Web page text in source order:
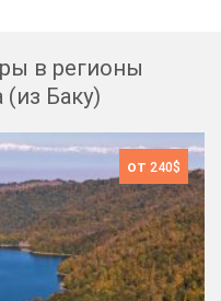
в регионы
Баку)
от 240$